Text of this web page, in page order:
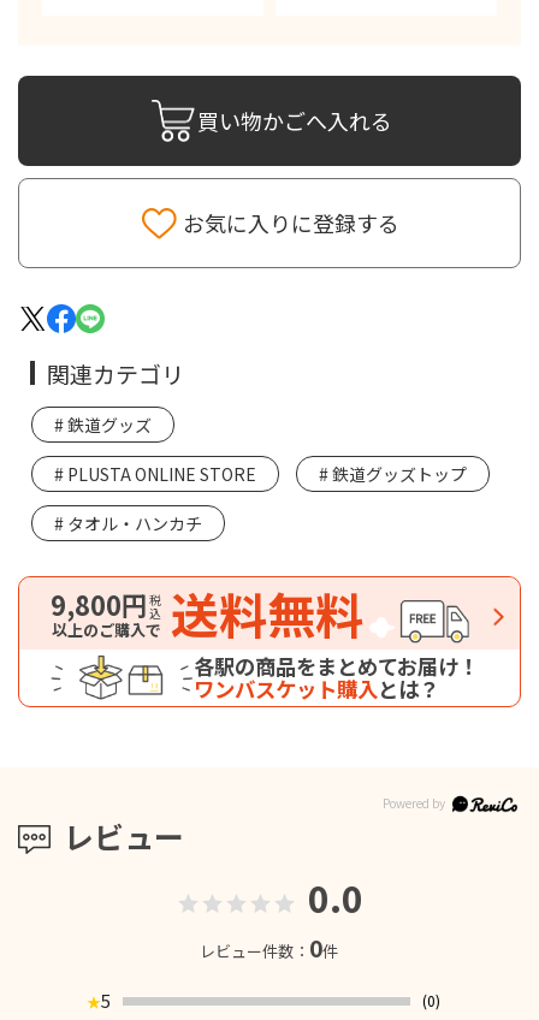
買い物かごへ入れる
お気に入りに登録する
レビュー
0.0
レビュー件数： 0件
★5 (0)
関連カテゴリ
鉄道グッズ
PLUSTA ONLINE STORE 鉄道グッズトップ
タオル・ハンカチ
9,800円税込
以上のご購入で 送料無料
各駅の商品をまとめてお届け！
ワンバスケット購入とは？